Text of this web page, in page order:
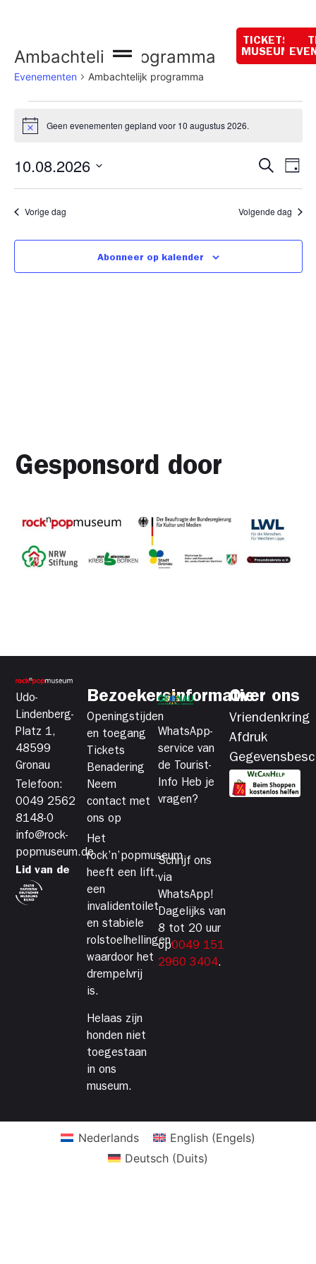
TICKETS
MUSEUM
Ambachtelijk programma
Evenementen Ambachtelijk programma
BerichtGeen evenementen gepland voor 10 augustus 2026.
en
Zoeken
Dag
10.08.2026
een
datum.
Vorige dag Volgende dag
Abonneer op kalender
Gesponsord door
Udo-
Lindenberg-
Platz 1,
48599
Gronau
Telefoon:
0049 2562
8148-0
info@rock-
popmuseum.de
Lid van de
Bezoekersinformatie
Openingstijden
en toegang
Tickets
Benadering
Neem
contact met
ons op
Het
rock’n’popmuseum
heeft een lift,
een
invalidentoilet
en stabiele
rolstoelhellingen,
waardoor het
drempelvrij
is.
Helaas zijn
honden niet
toegestaan
in ons
museum.
WhatsApp-
service van
de Tourist-
Info Heb je
vragen?
Schrijf ons
via
WhatsApp!
Dagelijks van
8 tot 20 uur
op0049 151
2960 3404.
Over ons
Vriendenkring
Afdruk
Nederlands English(Engels)
Deutsch (Duits)